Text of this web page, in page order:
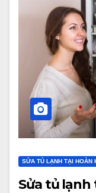
SỬA TỦ LẠNH TẠI HOÀN
Sửa tủ lạnh